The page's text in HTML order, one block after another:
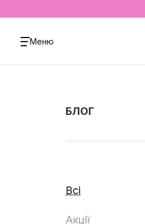
Меню
БЛОГ
Всі
Акції